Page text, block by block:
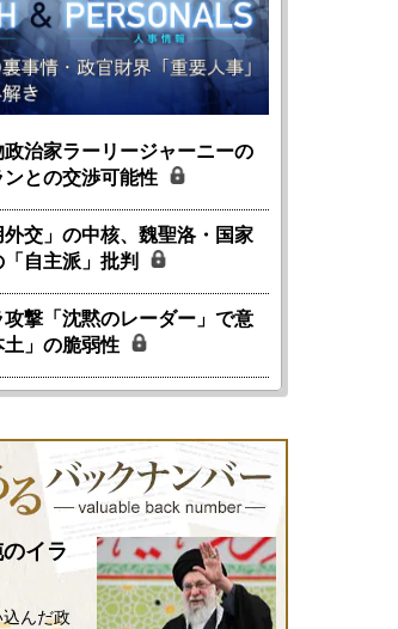
治家ラーリージャーニーの
との交渉可能性
交」の中核、魏聖洛・国家
自主派」批判
撃「沈黙のレーダー」で意
」の脆弱性
イラ
んだ政